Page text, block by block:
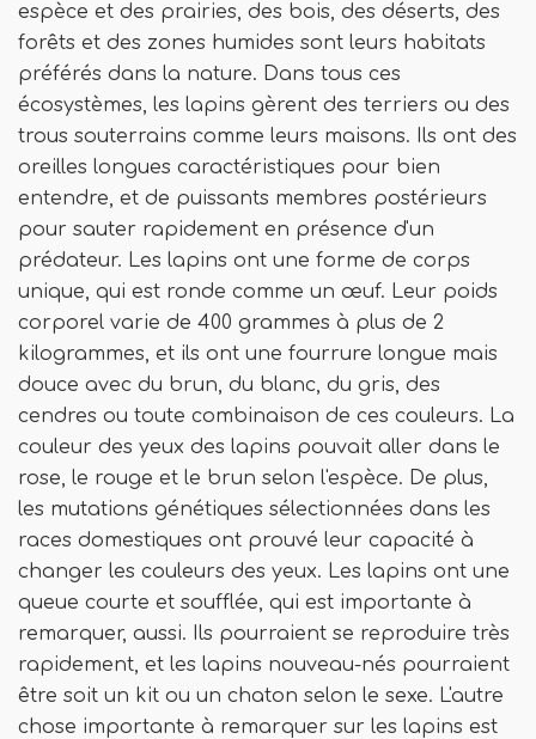
espèce et des prairies, des bois, des déserts, des
forêts et des zones humides sont leurs habitats
préférés dans la nature. Dans tous ces
écosystèmes, les lapins gèrent des terriers ou des
trous souterrains comme leurs maisons. Ils ont des
oreilles longues caractéristiques pour bien
entendre, et de puissants membres postérieurs
pour sauter rapidement en présence d'un
prédateur. Les lapins ont une forme de corps
unique, qui est ronde comme un œuf. Leur poids
corporel varie de 400 grammes à plus de 2
kilogrammes, et ils ont une fourrure longue mais
douce avec du brun, du blanc, du gris, des
cendres ou toute combinaison de ces couleurs. La
couleur des yeux des lapins pouvait aller dans le
rose, le rouge et le brun selon l'espèce. De plus,
les mutations génétiques sélectionnées dans les
races domestiques ont prouvé leur capacité à
changer les couleurs des yeux. Les lapins ont une
queue courte et soufflée, qui est importante à
remarquer, aussi. Ils pourraient se reproduire très
rapidement, et les lapins nouveau-nés pourraient
être soit un kit ou un chaton selon le sexe. L'autre
chose importante à remarquer sur les lapins est